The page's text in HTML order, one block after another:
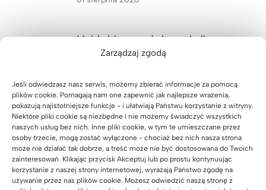
Zarządzaj zgodą
Jeśli odwiedzasz nasz serwis, możemy zbierać informacje za pomocą
plików cookie. Pomagają nam one zapewnić jak najlepsze wrażenia,
pokazują najistotniejsze funkcje - i ułatwiają Państwu korzystanie z witryny.
Niektóre pliki cookie są niezbędne i nie możemy świadczyć wszystkich
naszych usług bez nich. Inne pliki cookie, w tym te umieszczane przez
osoby trzecie, mogą zostać wyłączone - chociaż bez nich nasza strona
może nie działać tak dobrze, a treść może nie być dostosowana do Twoich
zainteresowań. Klikając przycisk Akceptuj lub po prostu kontynuując
korzystanie z naszej strony internetowej, wyrażają Państwo zgodę na
używanie przez nas plików cookie. Możesz odwiedzić naszą stronę z
Meble biurowe do kancelarii
adwokackiej z Krakowa
Szafa z wysuwanymi półkami na
zamówienie
30 lipca 2026